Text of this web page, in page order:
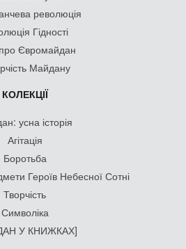
революція
Гідності
про Євромайдан
Майдану
КОЛЕКЦІЇ
усна історія
Агітація
Боротьба
Героїв Небесної Сотні
Творчість
Символіка
У КНИЖКАХ]